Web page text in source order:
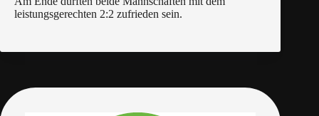
leistungsgerechten 2:2 zufrieden sein.